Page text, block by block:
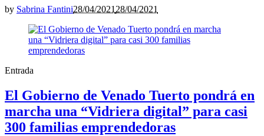
by Sabrina Fantini28/04/2021 28/04/2021
Entrada
El Gobierno de Venado Tuerto pondrá en
marcha una “Vidriera digital” para casi
300 familias emprendedoras